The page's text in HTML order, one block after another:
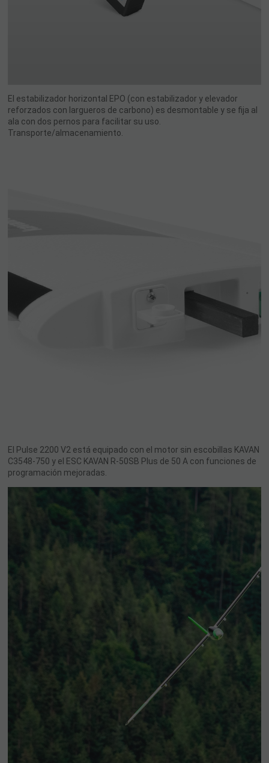
El estabilizador horizontal EPO (con estabilizador y elevador
reforzados con largueros de carbono) es desmontable y se fija al
ala con dos pernos para facilitar su uso.
Transporte/almacenamiento.
El Pulse 2200 V2 está equipado con el motor sin escobillas KAVAN
C3548-750 y el ESC KAVAN R-50SB Plus de 50 A con funciones de
programación mejoradas.